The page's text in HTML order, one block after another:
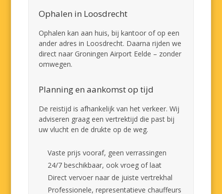
Ophalen in Loosdrecht
Ophalen kan aan huis, bij kantoor of op een
ander adres in Loosdrecht. Daarna rijden we
direct naar Groningen Airport Eelde – zonder
omwegen.
Planning en aankomst op tijd
De reistijd is afhankelijk van het verkeer. Wij
adviseren graag een vertrektijd die past bij
uw vlucht en de drukte op de weg.
Vaste prijs vooraf, geen verrassingen
24/7 beschikbaar, ook vroeg of laat
Direct vervoer naar de juiste vertrekhal
Professionele, representatieve chauffeurs